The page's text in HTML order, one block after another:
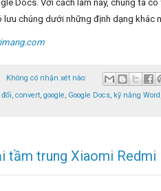
Docs. Với cách làm này, chúng ta
lưu chúng dưới những định dạng khác
Không có nhận xét nào:
convert google Google Docs kỹ năng Word
tầm trung Xiaomi Redmi